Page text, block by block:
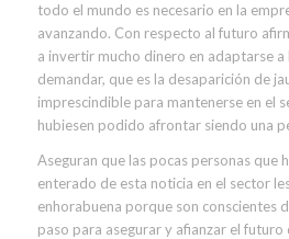
todo el mundo es necesario en la
avanzando. Con respecto al futuro
a invertir mucho dinero en adaptarse a
demandar, que es la desaparición de
imprescindible para mantenerse en el
hubiesen podido afrontar siendo una
Aseguran que las pocas personas que
enterado de esta noticia en el sector
enhorabuena porque son conscientes
paso para asegurar y afianzar el futuro